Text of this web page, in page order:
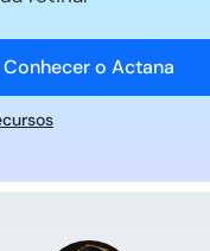
Conhecer o Actana